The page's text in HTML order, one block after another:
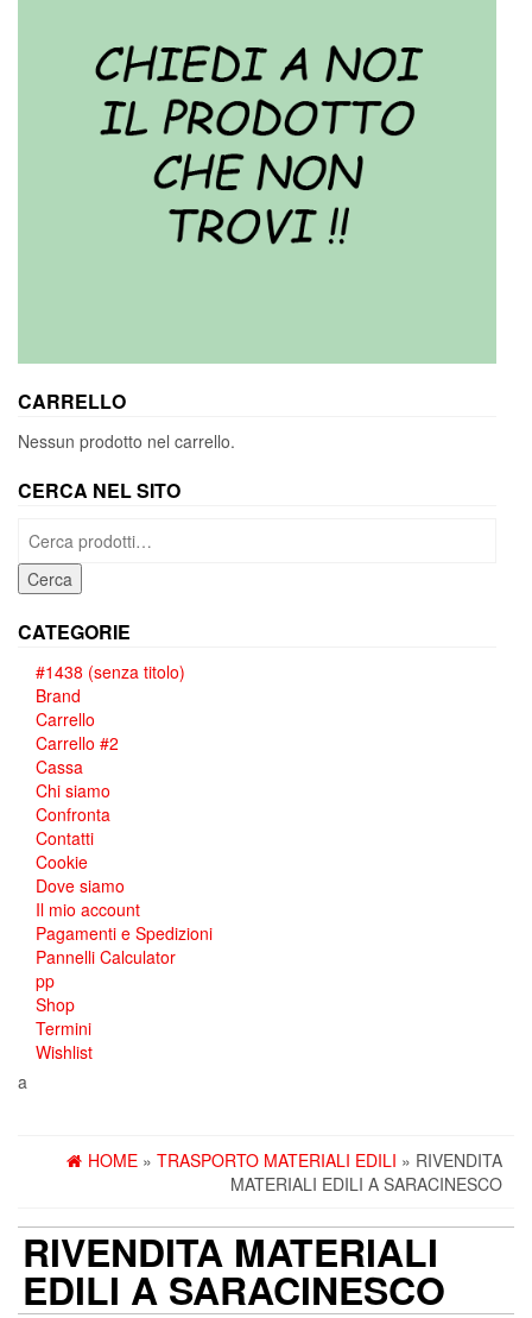
CARRELLO
Nessun prodotto nel carrello.
CERCA NEL SITO
Cerca:
Cerca
CATEGORIE
#1438 (senza titolo)
Brand
Carrello
Carrello #2
Cassa
Chi siamo
Confronta
Contatti
Cookie
Dove siamo
Il mio account
Pagamenti e Spedizioni
Pannelli Calculator
pp
Shop
Termini
Wishlist
a
HOME » TRASPORTO MATERIALI EDILI » RIVENDITA
MATERIALI EDILI A SARACINESCO
RIVENDITA MATERIALI
EDILI A SARACINESCO